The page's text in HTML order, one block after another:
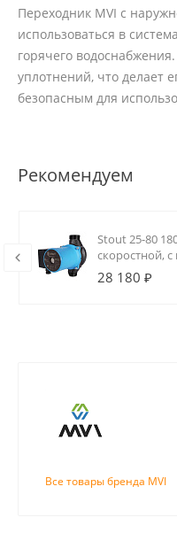
Переходник MVI с
использоваться в
горячего
уплотнений, что делает
безопасным для
Рекомендуем
Stout 25-80
скоростной,
28 180 ₽
Все товары бренда MVI